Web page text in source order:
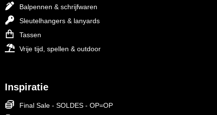
Balpennen & schrijfwaren
Sleutelhangers & lanyards
Tassen
Vrije tijd, spellen & outdoor
Inspiratie
Final Sale - SOLDES - OP=OP